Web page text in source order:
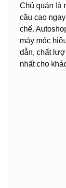
Chủ quán là
cầu cao
chế.
máy móc
dẫn, chất
nhất cho